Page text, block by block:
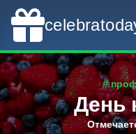
#
День